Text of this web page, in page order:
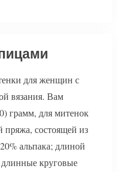
для женщин с
вязания. Вам
грамм, для митенок
пряжа, состоящей из
альпака; длиной
круговые